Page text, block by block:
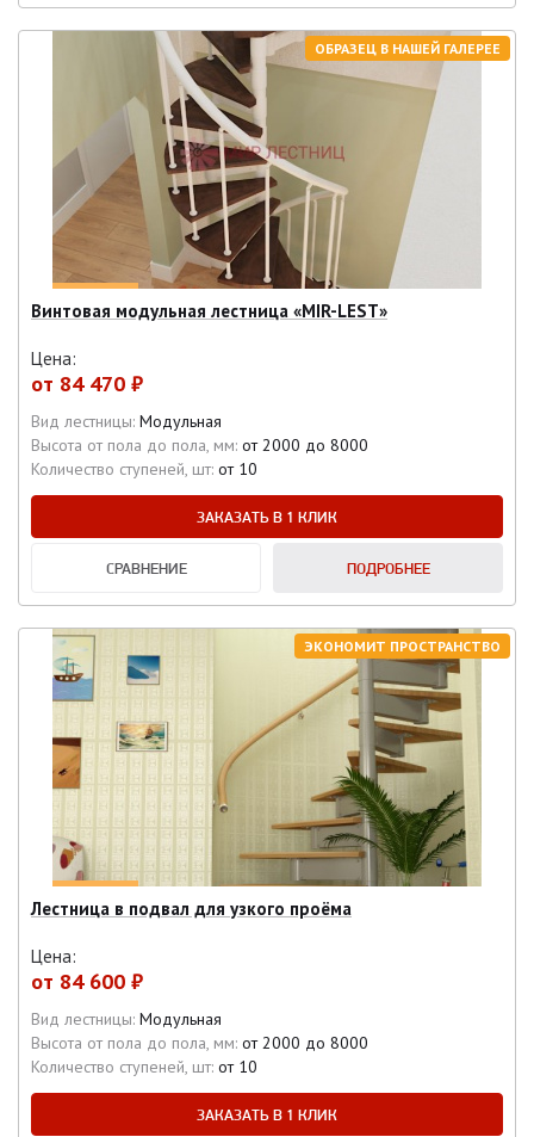
ОБРАЗЕЦ В НАШЕЙ ГАЛЕРЕЕ
Винтовая модульная лестница «MIR-LEST»
Цена:
от 84 470 ₽
Вид лестницы: Модульная
Высота от пола до пола, мм: от 2000 до 8000
Количество ступеней, шт: от 10
ЗАКАЗАТЬ В 1 КЛИК
СРАВНЕНИЕ ПОДРОБНЕЕ
ЭКОНОМИТ ПРОСТРАНСТВО
Лестница в подвал для узкого проёма
Цена:
от 84 600 ₽
Вид лестницы: Модульная
Высота от пола до пола, мм: от 2000 до 8000
Количество ступеней, шт: от 10
ЗАКАЗАТЬ В 1 КЛИК